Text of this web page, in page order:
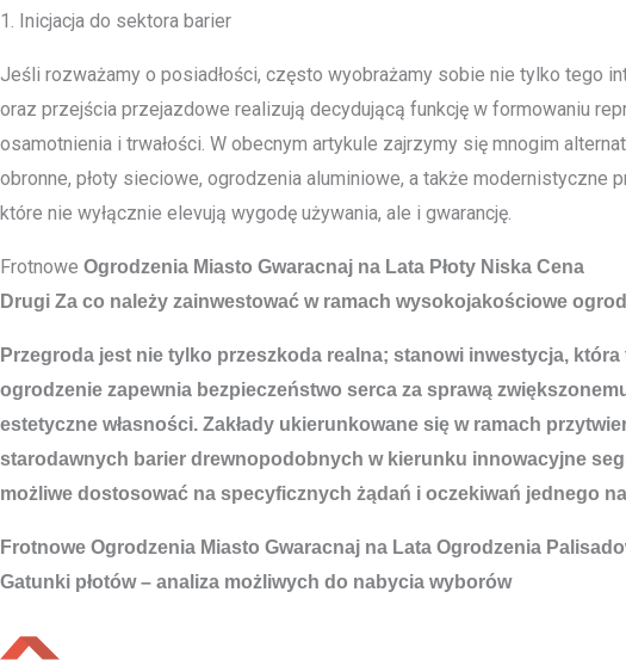
1. Inicjacja do sektora barier
Jeśli rozważamy o posiadłości, często wyobrażamy sobie nie tylko tego
oraz przejścia przejazdowe realizują decydującą funkcję w formowaniu
osamotnienia i trwałości. W obecnym artykule zajrzymy się mnogim
obronne, płoty sieciowe, ogrodzenia aluminiowe, a także
które nie wyłącznie elevują wygodę używania, ale i gwarancję.
Frotnowe Ogrodzenia Miasto Gwaracnaj na Lata Płoty Niska Cena
Drugi Za co należy zainwestować w ramach wysokojakościowe
Przegroda jest nie tylko przeszkoda realna; stanowi inwestycja,
ogrodzenie zapewnia bezpieczeństwo serca za sprawą
estetyczne własności. Zakłady ukierunkowane się w ramach
starodawnych barier drewnopodobnych w kierunku innowacyjne
możliwe dostosować na specyficznych żądań i oczekiwań jednego
Frotnowe Ogrodzenia Miasto Gwaracnaj na Lata Ogrodzenia
Gatunki płotów – analiza możliwych do nabycia wyborów